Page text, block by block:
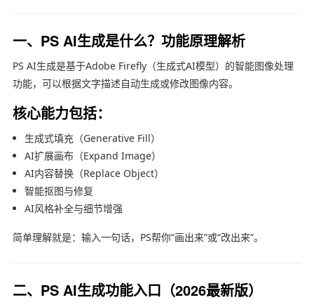
一、PS AI生成是什么？功能原理解析
PS AI生成是基于Adobe Firefly（生成式AI模型）的智能图像处理
功能，可以根据文字描述自动生成或修改图像内容。
核心能力包括：
生成式填充（Generative Fill）
AI扩展画布（Expand Image）
AI内容替换（Replace Object）
智能抠图与修复
AI风格补全与细节增强
简单理解就是：输入一句话，PS帮你“画出来”或“改出来”。
二、PS AI生成功能入口（2026最新版）